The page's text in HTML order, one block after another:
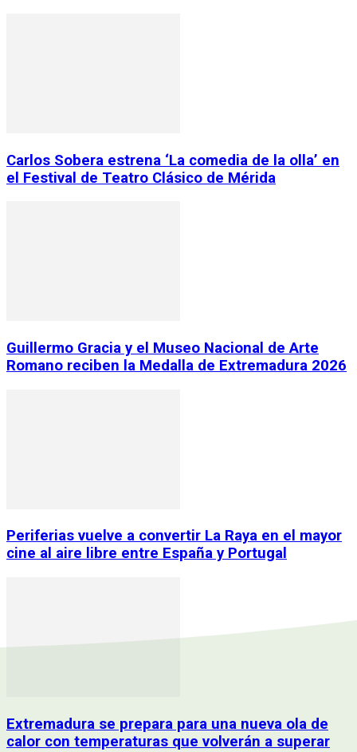
Carlos Sobera estrena ‘La comedia de la olla’ en
el Festival de Teatro Clásico de Mérida
Guillermo Gracia y el Museo Nacional de Arte
Romano reciben la Medalla de Extremadura 2026
Periferias vuelve a convertir La Raya en el mayor
cine al aire libre entre España y Portugal
Extremadura se prepara para una nueva ola de
calor con temperaturas que volverán a superar